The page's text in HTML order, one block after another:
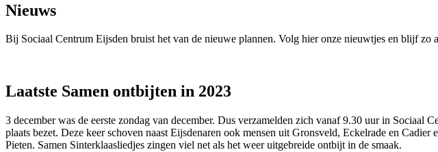
Nieuws
Bij Sociaal Centrum Eijsden bruist het van de nieuwe plannen. Volg hier onze nieuwtjes en blijf zo
Laatste Samen ontbijten in 2023
3 december was de eerste zondag van december. Dus verzamelden zich vanaf 9.30 uur in Sociaal
plaats bezet. Deze keer schoven naast Eijsdenaren ook mensen uit Gronsveld, Eckelrade en
Pieten. Samen Sinterklaasliedjes zingen viel net als het weer uitgebreide ontbijt in de smaak.